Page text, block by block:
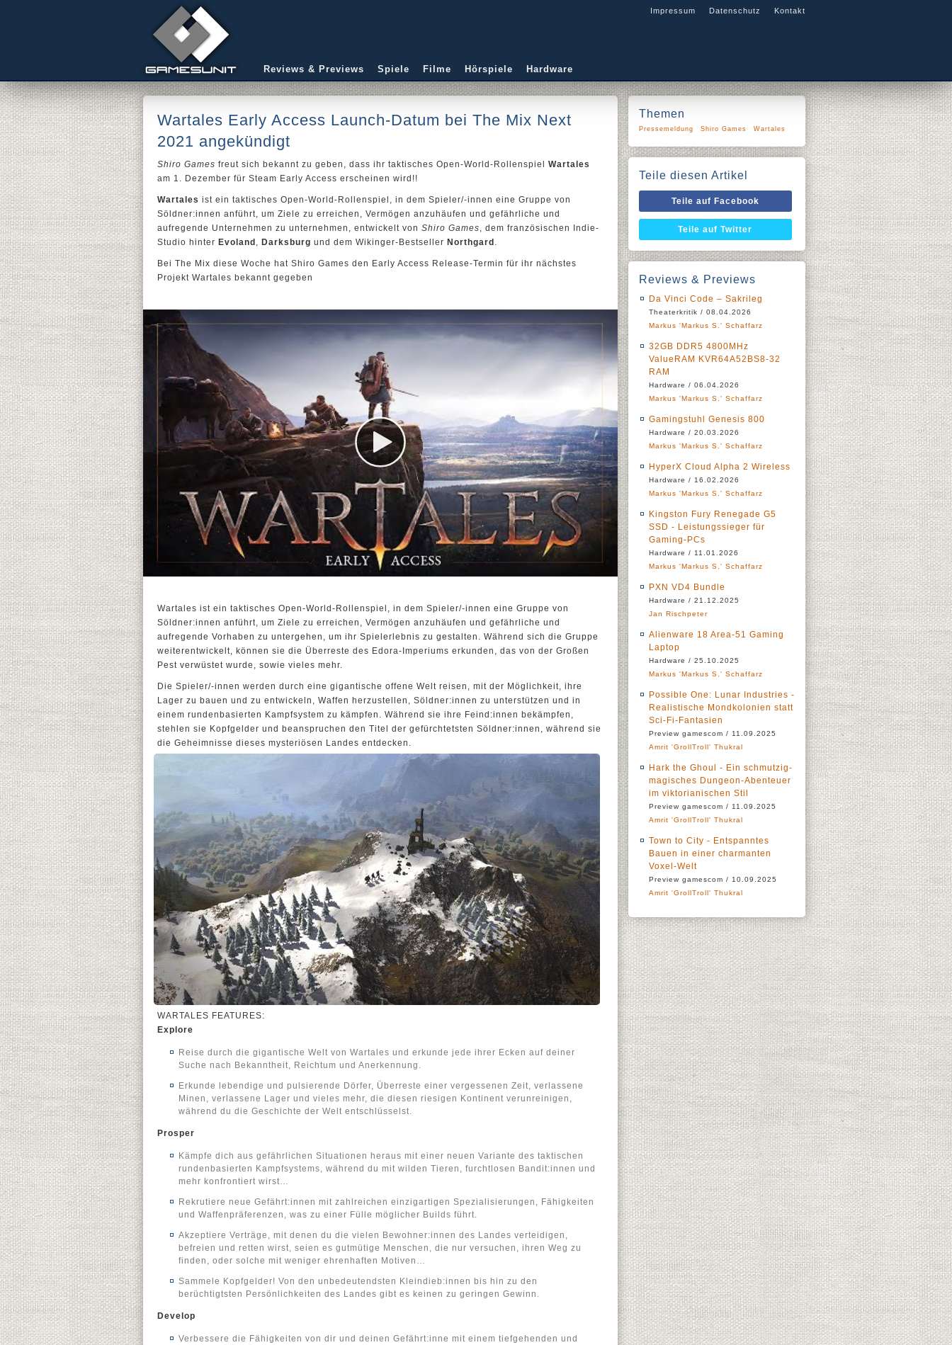
Impressum Datenschutz Kontakt
Reviews & Previews Spiele Filme Hörspiele Hardware
Wartales Early Access Launch-Datum bei The Mix Next
2021 angekündigt
Shiro Games freut sich bekannt zu geben, dass ihr taktisches Open-World-Rollenspiel Wartales
am 1. Dezember für Steam Early Access erscheinen wird!!
Wartales ist ein taktisches Open-World-Rollenspiel, in dem Spieler/-innen eine Gruppe von
Söldner:innen anführt, um Ziele zu erreichen, Vermögen anzuhäufen und gefährliche und
aufregende Unternehmen zu unternehmen, entwickelt von Shiro Games, dem französischen Indie-
Studio hinter Evoland , Darksburg und dem Wikinger-Bestseller Northgard .
Bei The Mix diese Woche hat Shiro Games den Early Access Release-Termin für ihr nächstes
Projekt Wartales bekannt gegeben
Wartales ist ein taktisches Open-World-Rollenspiel, in dem Spieler/-innen eine Gruppe von
Söldner:innen anführt, um Ziele zu erreichen, Vermögen anzuhäufen und gefährliche und
aufregende Vorhaben zu untergehen, um ihr Spielerlebnis zu gestalten. Während sich die Gruppe
weiterentwickelt, können sie die Überreste des Edora-Imperiums erkunden, das von der Großen
Pest verwüstet wurde, sowie vieles mehr.
Die Spieler/-innen werden durch eine gigantische offene Welt reisen, mit der Möglichkeit, ihre
Lager zu bauen und zu entwickeln, Waffen herzustellen, Söldner:innen zu unterstützen und in
einem rundenbasierten Kampfsystem zu kämpfen. Während sie ihre Feind:innen bekämpfen,
stehlen sie Kopfgelder und beanspruchen den Titel der gefürchtetsten Söldner:innen, während sie
die Geheimnisse dieses mysteriösen Landes entdecken.
WARTALES FEATURES:
Explore
Reise durch die gigantische Welt von Wartales und erkunde jede ihrer Ecken auf deiner
Suche nach Bekanntheit, Reichtum und Anerkennung.
Erkunde lebendige und pulsierende Dörfer, Überreste einer vergessenen Zeit, verlassene
Minen, verlassene Lager und vieles mehr, die diesen riesigen Kontinent verunreinigen,
während du die Geschichte der Welt entschlüsselst.
Prosper
Kämpfe dich aus gefährlichen Situationen heraus mit einer neuen Variante des taktischen
rundenbasierten Kampfsystems, während du mit wilden Tieren, furchtlosen Bandit:innen und
mehr konfrontiert wirst…
Rekrutiere neue Gefährt:innen mit zahlreichen einzigartigen Spezialisierungen, Fähigkeiten
und Waffenpräferenzen, was zu einer Fülle möglicher Builds führt.
Akzeptiere Verträge, mit denen du die vielen Bewohner:innen des Landes verteidigen,
befreien und retten wirst, seien es gutmütige Menschen, die nur versuchen, ihren Weg zu
finden, oder solche mit weniger ehrenhaften Motiven…
Sammele Kopfgelder! Von den unbedeutendsten Kleindieb:innen bis hin zu den
berüchtigtsten Persönlichkeiten des Landes gibt es keinen zu geringen Gewinn.
Develop
Verbessere die Fähigkeiten von dir und deinen Gefährt:inne mit einem tiefgehenden und
Themen
Pressemeldung Shiro Games Wartales
Teile diesen Artikel
Teile auf Facebook
Teile auf Twitter
Reviews & Previews
Da Vinci Code – Sakrileg
Theaterkritik / 08.04.2026
Markus 'Markus S.' Schaffarz
32GB DDR5 4800MHz
ValueRAM KVR64A52BS8-32
RAM
Hardware / 06.04.2026
Markus 'Markus S.' Schaffarz
Gamingstuhl Genesis 800
Hardware / 20.03.2026
Markus 'Markus S.' Schaffarz
HyperX Cloud Alpha 2 Wireless
Hardware / 16.02.2026
Markus 'Markus S.' Schaffarz
Kingston Fury Renegade G5
SSD - Leistungssieger für
Gaming-PCs
Hardware / 11.01.2026
Markus 'Markus S.' Schaffarz
PXN VD4 Bundle
Hardware / 21.12.2025
Jan Rischpeter
Alienware 18 Area-51 Gaming
Laptop
Hardware / 25.10.2025
Markus 'Markus S.' Schaffarz
Possible One: Lunar Industries -
Realistische Mondkolonien statt
Sci-Fi-Fantasien
Preview gamescom / 11.09.2025
Amrit 'GrollTroll' Thukral
Hark the Ghoul - Ein schmutzig-
magisches Dungeon-Abenteuer
im viktorianischen Stil
Preview gamescom / 11.09.2025
Amrit 'GrollTroll' Thukral
Town to City - Entspanntes
Bauen in einer charmanten
Voxel-Welt
Preview gamescom / 10.09.2025
Amrit 'GrollTroll' Thukral